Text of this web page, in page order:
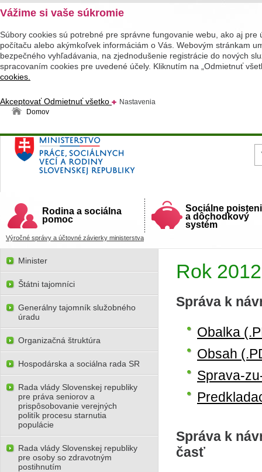
Vážime si vaše súkromie
Súbory cookies sú potrebné pre správne fungovanie webu, ako aj
počítaču alebo akýmkoľvek informáciám o Vás. Webovým stránkam
bezpečného vyhľadávania, na zjednodušenie registrácie do nových
spracovaním cookies pre uvedené účely. Kliknutím na „Odmietnuť
cookies.
AkceptovaťOdmietnuť všetko
Nastavenia
Domov
Ministerstvo práce, sociálnych vecí a rodiny
Slovenskej republiky
Rodina a sociálna
pomoc
Sociálne
a dôchodkový
systém
Výročné správy a účtovné závierky ministerstva
Rok 2012
Správa k
Obalka
Obsah
Sprava-
Správa k
časť
Minister
Štátni tajomníci
Generálny tajomník služobného
úradu
Organizačná štruktúra
Hospodárska a sociálna rada SR
Rada vlády Slovenskej republiky
pre práva seniorov a
prispôsobovanie verejných
politík procesu starnutia
populácie
Rada vlády Slovenskej republiky
pre osoby so zdravotným
postihnutím